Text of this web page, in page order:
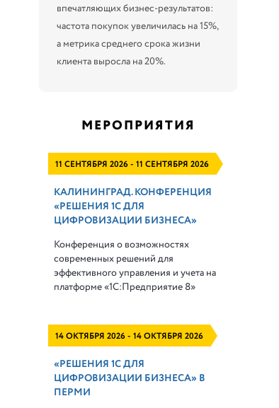
впечатляющих бизнес-результатов:
частота покупок увеличилась на 15%,
а метрика среднего срока жизни
клиента выросла на 20%.
МЕРОПРИЯТИЯ
11 СЕНТЯБРЯ 2026 - 11 СЕНТЯБРЯ 2026
КАЛИНИНГРАД. КОНФЕРЕНЦИЯ
«РЕШЕНИЯ 1С ДЛЯ
ЦИФРОВИЗАЦИИ БИЗНЕСА»
Конференция о возможностях
современных решений для
эффективного управления и учета на
платформе«1С:Предприятие 8»
14 ОКТЯБРЯ 2026 - 14 ОКТЯБРЯ 2026
«РЕШЕНИЯ 1С ДЛЯ
ЦИФРОВИЗАЦИИ БИЗНЕСА» В
ПЕРМИ